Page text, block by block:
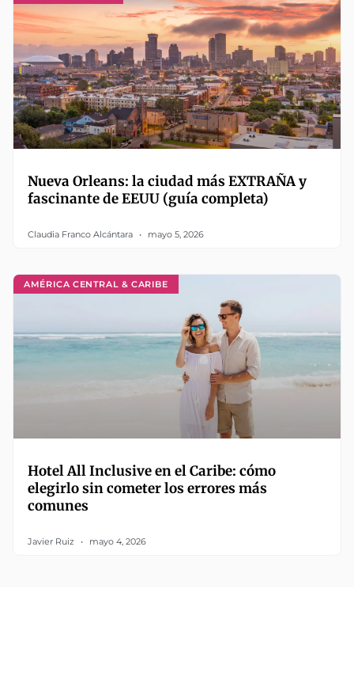
Nueva Orleans: la ciudad más EXTRAÑA y
fascinante de EEUU (guía completa)
Claudia Franco Alcántara mayo 5, 2026
AMÉRICA CENTRAL & CARIBE
Hotel All Inclusive en el Caribe: cómo
elegirlo sin cometer los errores más
comunes
Javier Ruiz mayo 4, 2026